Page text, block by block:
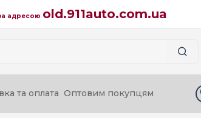
адресою old.911auto.com.ua
та оплата Оптовим покупцям